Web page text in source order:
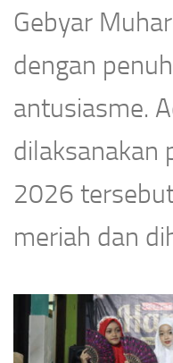
Gebyar
dengan
antusiasme.
dilaksanakan
2026
meriah dan